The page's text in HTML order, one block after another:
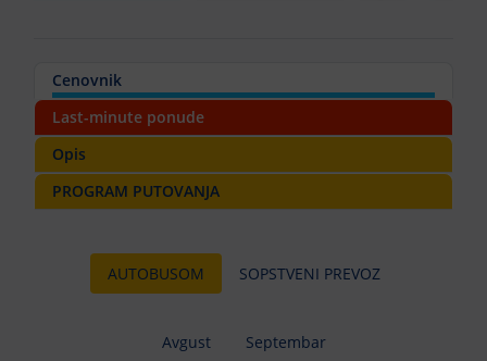
Opis
Cenovnik
PROGRAM PUTOVANJA
Last-minute ponude
AUTOBUSOM SOPSTVENI PREVOZ
Avgust Septembar